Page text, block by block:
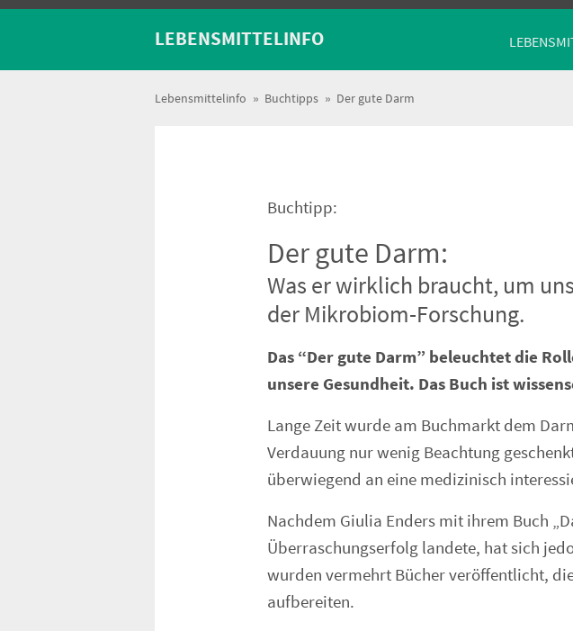
LEBENSMITTELINFO
Lebensmittelinfo » Buchtipps » Der gute Darm
Buchtipp:
Der gute Darm:
Was er wirklich braucht, um
der Mikrobiom-Forschung.
Das “Der gute Darm” beleuchtet die
unsere Gesundheit. Das Buch ist
Lange Zeit wurde am Buchmarkt dem
Verdauung nur wenig Beachtung
überwiegend an eine medizinisch
Nachdem Giulia Enders mit ihrem Buch
Überraschungserfolg landete, hat sich
wurden vermehrt Bücher veröffentlicht,
aufbereiten.